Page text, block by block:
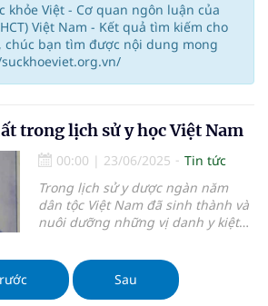
khỏe Việt - Cơ quan ngôn luận của
Việt Nam - Kết quả tìm kiếm cho
chúc bạn tìm được nội dung mong
trong lịch sử y học Việt Nam
00:00 | 23/06/2025
Tin tức
Trong lịch sử y dược ngàn năm
dân tộc Việt Nam đã sinh thành và
nuôi dưỡng những vị danh y kiệt
hiến lớn lao với cộng đồng mà
ngành y dược nước nhà sử sách
vẫn còn in những dấu son vàng.
Sau